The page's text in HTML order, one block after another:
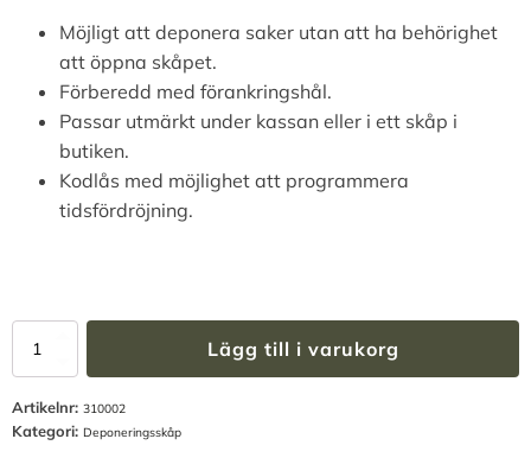
Möjligt att deponera saker utan att ha behörighet
att öppna skåpet.
Förberedd med förankringshål.
Passar utmärkt under kassan eller i ett skåp i
butiken.
Kodlås med möjlighet att programmera
tidsfördröjning.
Deponeringsbox
mängd
Lägg till i varukorg
Artikelnr: 310002
Kategori: Deponeringsskåp